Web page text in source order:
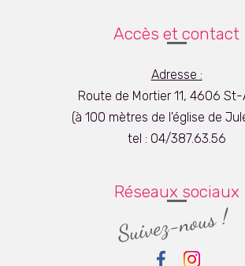
Accès et contact
Adresse :
Route de Mortier 11, 4606 St-
(à 100 mètres de l'église de
tel : 04/387.63.56
Réseaux sociaux